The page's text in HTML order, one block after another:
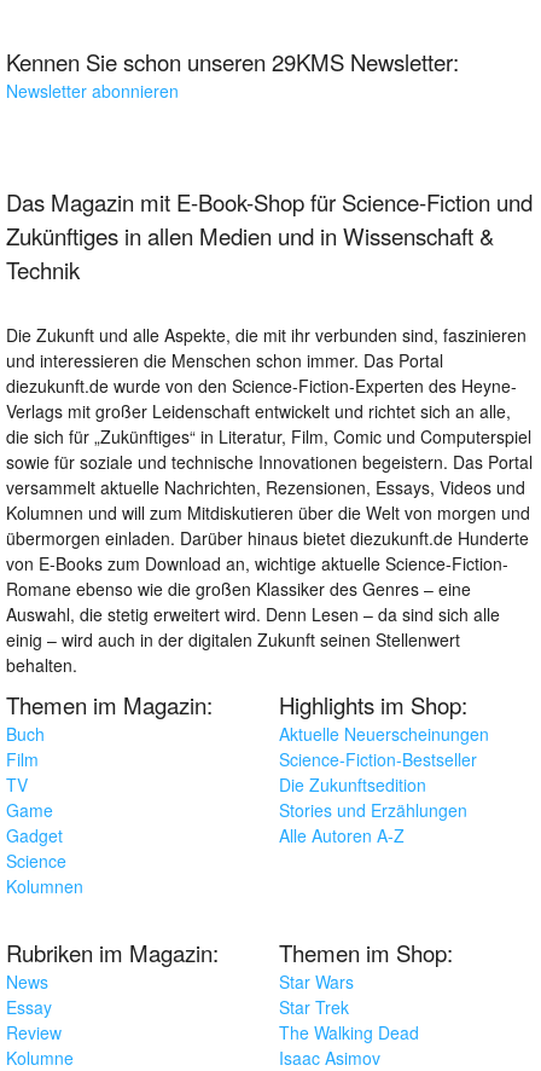
Kennen Sie schon unseren 29KMS Newsletter:
Newsletter abonnieren
Das Magazin mit E-Book-Shop für Science-Fiction und
Zukünftiges in allen Medien und in Wissenschaft &
Technik
Die Zukunft und alle Aspekte, die mit ihr verbunden sind, faszinieren
und interessieren die Menschen schon immer. Das Portal
diezukunft.de wurde von den Science-Fiction-Experten des Heyne-
Verlags mit großer Leidenschaft entwickelt und richtet sich an alle,
die sich für „Zukünftiges“ in Literatur, Film, Comic und Computerspiel
sowie für soziale und technische Innovationen begeistern. Das Portal
versammelt aktuelle Nachrichten, Rezensionen, Essays, Videos und
Kolumnen und will zum Mitdiskutieren über die Welt von morgen und
übermorgen einladen. Darüber hinaus bietet diezukunft.de Hunderte
von E-Books zum Download an, wichtige aktuelle Science-Fiction-
Romane ebenso wie die großen Klassiker des Genres – eine
Auswahl, die stetig erweitert wird. Denn Lesen – da sind sich alle
einig – wird auch in der digitalen Zukunft seinen Stellenwert
behalten.
Themen im Magazin:
Buch
Film
TV
Game
Gadget
Science
Kolumnen
Highlights im Shop:
Aktuelle Neuerscheinungen
Science-Fiction-Bestseller
Die Zukunftsedition
Stories und Erzählungen
Alle Autoren A-Z
Rubriken im Magazin:
News
Essay
Review
Kolumne
Themen im Shop:
Star Wars
Star Trek
The Walking Dead
Isaac Asimov